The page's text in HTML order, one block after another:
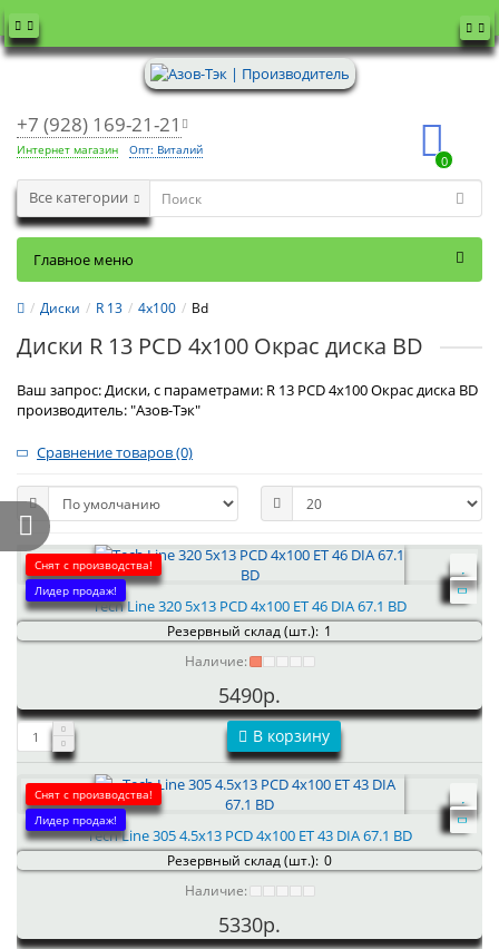
+7 (928) 169-21-21
Интернет магазин Опт: Виталий
0
Все категории
Главное меню
Диски R 13 4x100 Bd
Диски R 13 PCD 4x100 Окрас диска BD
Ваш запрос: Диски, с параметрами: R 13 PCD 4x100 Окрас диска BD
производитель: "Азов-Тэк"
Сравнение товаров (0)
Снят с производства!
Лидер продаж!
Tech Line 320 5x13 PCD 4x100 ET 46 DIA 67.1 BD
Резервный склад (шт.): 1
Наличие:
5490р.
В корзину
Снят с производства!
Лидер продаж!
Tech Line 305 4.5x13 PCD 4x100 ET 43 DIA 67.1 BD
Резервный склад (шт.): 0
Наличие:
5330р.